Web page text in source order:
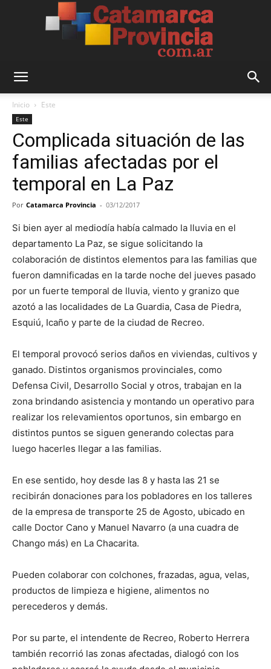
Provincia
Inicio Este
Este
Complicada situación de las
familias afectadas por el
temporal en La Paz
Por Catamarca Provincia - 03/12/2017
Si bien ayer al mediodía había calmado la lluvia en el
departamento La Paz, se sigue solicitando la
colaboración de distintos elementos para las familias que
fueron damnificadas en la tarde noche del jueves pasado
por un fuerte temporal de lluvia, viento y granizo que
azotó a las localidades de La Guardia, Casa de Piedra,
Esquiú, Icaño y parte de la ciudad de Recreo.
El temporal provocó serios daños en viviendas, cultivos y
ganado. Distintos organismos provinciales, como
Defensa Civil, Desarrollo Social y otros, trabajan en la
zona brindando asistencia y montando un operativo para
realizar los relevamientos oportunos, sin embargo en
distintos puntos se siguen generando colectas para
luego hacerles llegar a las familias.
En ese sentido, hoy desde las 8 y hasta las 21 se
recibirán donaciones para los pobladores en los talleres
de la empresa de transporte 25 de Agosto, ubicado en
calle Doctor Cano y Manuel Navarro (a una cuadra de
Chango más) en La Chacarita.
Pueden colaborar con colchones, frazadas, agua, velas,
productos de limpieza e higiene, alimentos no
perecederos y demás.
Por su parte, el intendente de Recreo, Roberto Herrera
también recorrió las zonas afectadas, dialogó con los